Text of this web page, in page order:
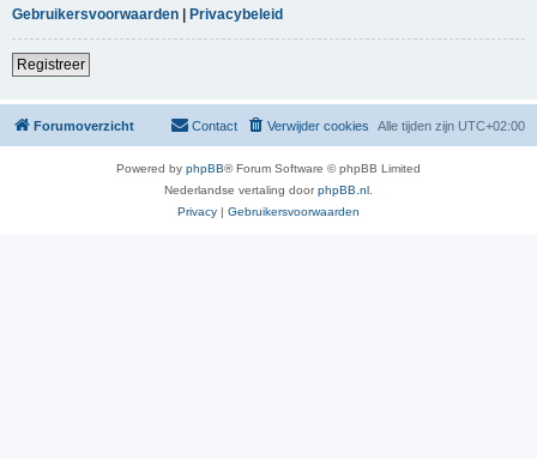
Gebruikersvoorwaarden | Privacybeleid
Registreer
Forumoverzicht Alle tijden zijn UTC+02:00
Verwijder cookies
Contact
Powered by phpBB® Forum Software © phpBB Limited
Nederlandse vertaling doorphpBB.nl
Privacy | Gebruikersvoorwaarden